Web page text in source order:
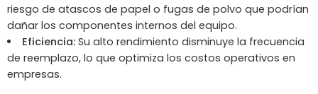
riesgo de atascos de papel o fugas de polvo que podrían
dañar los componentes internos del equipo.
Eficiencia:Su alto rendimiento disminuye la frecuencia
de reemplazo, lo que optimiza los costos operativos en
empresas.